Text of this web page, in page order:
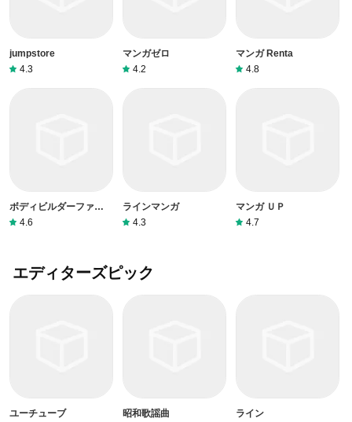
jumpstore
4.3
マンガゼロ
4.2
マンガ Renta
4.8
ボディビルダーファイテ
ィングクラブ2019
4.6
ラインマンガ
4.3
マンガ ＵＰ
4.7
エディターズピック
ユーチューブ
昭和歌謡曲
ライン